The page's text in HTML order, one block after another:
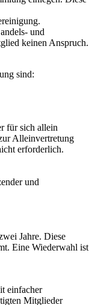
und
keinen Anspruch.
sind:
für sich allein
Alleinvertretung
erforderlich.
und
Jahre. Diese
Eine Wiederwahl ist
einfacher
Mitglieder